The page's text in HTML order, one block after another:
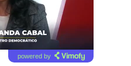
powered by